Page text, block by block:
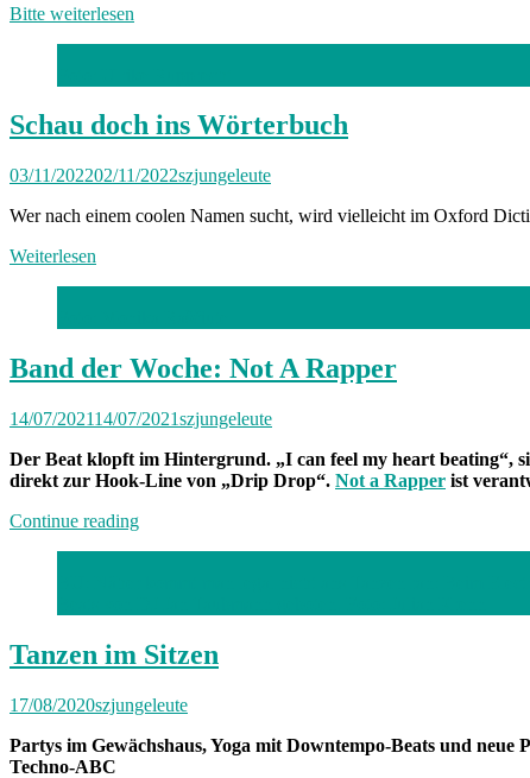
Bitte weiterlesen
Schau doch ins Wörterbuch
03/11/202202/11/2022szjungeleute
Wer nach einem coolen Namen sucht, wird vielleicht im Oxford
Weiterlesen
Band der Woche: Not A Rapper
14/07/202114/07/2021szjungeleute
Der Beat klopft im Hintergrund. „I can feel my heart beating“,
direkt zur Hook-Line von „Drip Drop“. Not a Rapper ist
Continue reading„Band
Tanzen im Sitzen
17/08/2020szjungeleute
Partys im Gewächshaus, Yoga mit Downtempo-Beats und
Techno-ABC